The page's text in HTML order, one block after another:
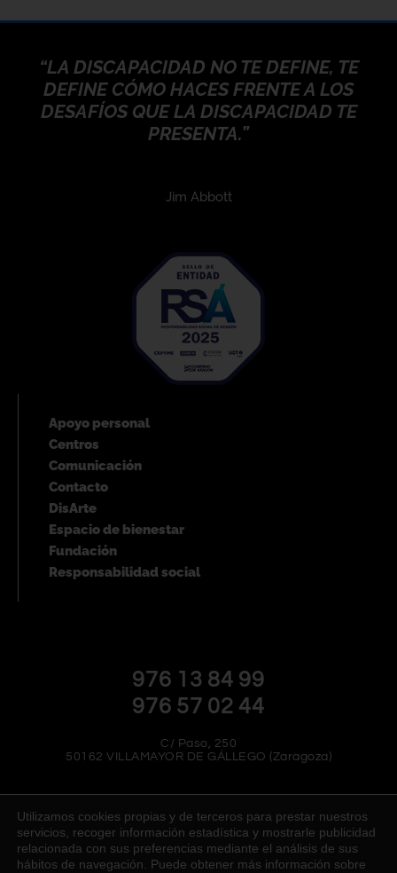
NO TE DEFINE, TE
FRENTE A LOS
LA DISCAPACIDAD TE
“LA ÚNICA
VIDA ES
Apoyo personal
Centros
Comunicación
Contacto
DisArte
Espacio de bienestar
Fundación
Responsabilidad social
976 13 84 99
976 57 02 44
C/ Paso, 250
50162 VILLAMAYOR DE GÁLLEGO (Zaragoza)
Utilizamos cookies propias y de terceros para prestar nuestros
servicios, recoger información estadística y mostrarle publicidad
relacionada con sus preferencias mediante el análisis de sus
hábitos de navegación. Puede obtener más información sobre